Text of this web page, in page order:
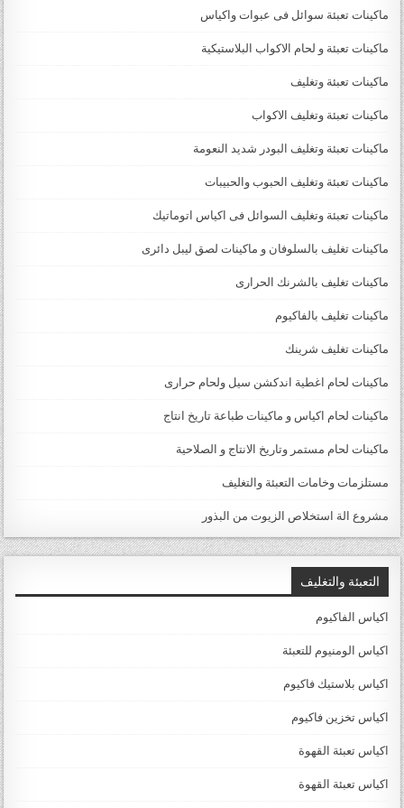
ماكينات تعبئة سوائل فى عبوات واكياس
ماكينات تعبئة و لحام الاكواب البلاستيكية
ماكينات تعبئة وتغليف
ماكينات تعبئة وتغليف الاكواب
ماكينات تعبئة وتغليف البودر شديد النعومة
ماكينات تعبئة وتغليف الحبوب والحبيبات
ماكينات تعبئة وتغليف السوائل فى اكياس اتوماتيك
ماكينات تغليف بالسلوفان و ماكينات لصق ليبل دائرى
ماكينات تغليف بالشرنك الحرارى
ماكينات تغليف بالفاكيوم
ماكينات تغليف شرينك
ماكينات لحام اغطية اندكشن سيل ولحام حرارى
ماكينات لحام اكياس و ماكينات طباعة تاريخ انتاج
ماكينات لحام مستمر وتاريخ الانتاج و الصلاحية
مستلزمات وخامات التعبئة والتغليف
مشروع الة استخلاص الزيوت من البذور
التعبئة والتغليف
اكياس الفاكيوم
اكياس الومنيوم للتعبئة
اكياس بلاستيك فاكيوم
اكياس تخزين فاكيوم
اكياس تعبئة القهوة
اكياس تعبئة القهوة